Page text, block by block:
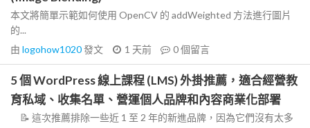
本文將簡單示範如何使用 OpenCV 的 addWeighted 方法進行圖片
的...
由 logohow1020發文 1 天前 0個留言
5 個 WordPress 線上課程 (LMS) 外掛推薦，適合經營教
育私域、收集名單、營運個人品牌和內容商業化部署
📝 這次推薦排除一些近 1 至 2 年的新進品牌，因為它們沒有太多